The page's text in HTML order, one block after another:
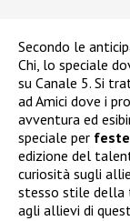
Secondo le
Chi, lo speciale
su Canale 5. Si
ad Amici dove i
avventura ed
speciale per
edizione del
curiosità sugli
stesso stile della
agli allievi di